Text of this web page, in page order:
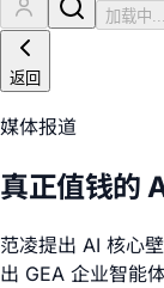
加载中...
返回
媒体报道
真正值钱的
范凌提出 AI 核心
出 GEA 企业智能